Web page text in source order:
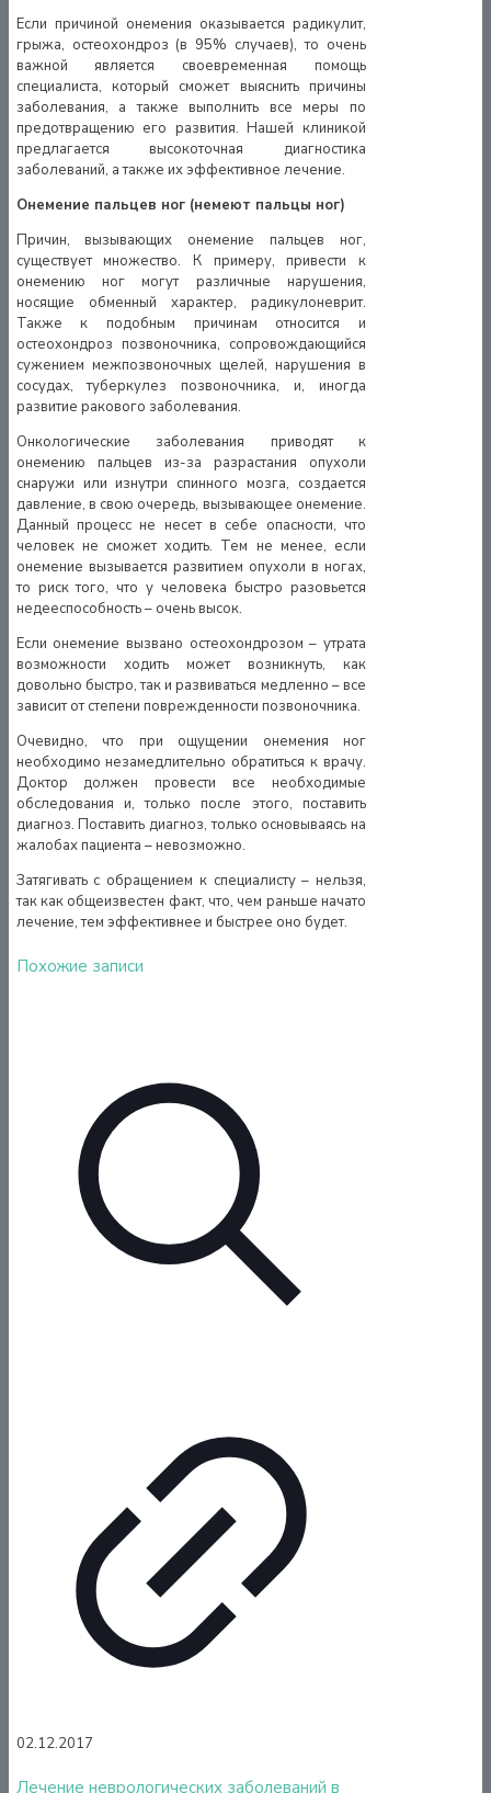
Если причиной онемения оказывается радикулит,
грыжа, остеохондроз (в 95% случаев), то очень
важной является своевременная помощь
специалиста, который сможет выяснить причины
заболевания, а также выполнить все меры по
предотвращению его развития. Нашей клиникой
предлагается высокоточная диагностика
заболеваний, а также их эффективное лечение.
Онемение пальцев ног (немеют пальцы ног)
Причин, вызывающих онемение пальцев ног,
существует множество. К примеру, привести к
онемению ног могут различные нарушения,
носящие обменный характер, радикулоневрит.
Также к подобным причинам относится и
остеохондроз позвоночника, сопровождающийся
сужением межпозвоночных щелей, нарушения в
сосудах, туберкулез позвоночника, и, иногда
развитие ракового заболевания.
Онкологические заболевания приводят к
онемению пальцев из-за разрастания опухоли
снаружи или изнутри спинного мозга, создается
давление, в свою очередь, вызывающее онемение.
Данный процесс не несет в себе опасности, что
человек не сможет ходить. Тем не менее, если
онемение вызывается развитием опухоли в ногах,
то риск того, что у человека быстро разовьется
недееспособность – очень высок.
Если онемение вызвано остеохондрозом – утрата
возможности ходить может возникнуть, как
довольно быстро, так и развиваться медленно – все
зависит от степени поврежденности позвоночника.
Очевидно, что при ощущении онемения ног
необходимо незамедлительно обратиться к врачу.
Доктор должен провести все необходимые
обследования и, только после этого, поставить
диагноз. Поставить диагноз, только основываясь на
жалобах пациента – невозможно.
Затягивать с обращением к специалисту – нельзя,
так как общеизвестен факт, что, чем раньше начато
лечение, тем эффективнее и быстрее оно будет.
Похожие записи
02.12.2017
Лечение неврологических заболеваний в